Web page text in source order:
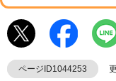
ページID1044253 更